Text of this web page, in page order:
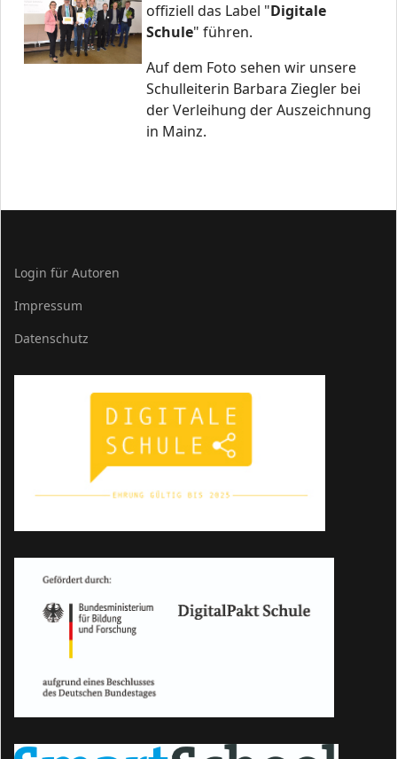
offiziell das Label "Digitale
Schule" führen.
Auf dem Foto sehen wir unsere
Schulleiterin Barbara Ziegler bei
der Verleihung der Auszeichnung
in Mainz.
Login für Autoren
Impressum
Datenschutz